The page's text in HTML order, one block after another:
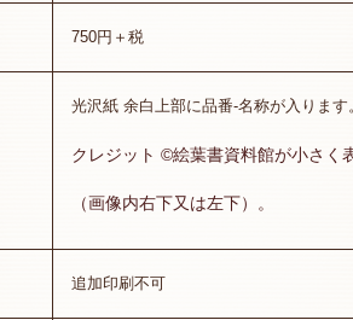
750円＋税
光沢紙 余白上部に品番-名称が入ります
クレジット ©絵葉書資料館が小さく
（画像内右下又は左下）。
追加印刷不可